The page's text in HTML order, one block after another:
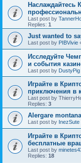
Наслаждайтесь
Last post by
Replies: 1
Just wanted to
Last post by PIBVivie
Исследуйте
и события
Last post by DustyPig
Играйте в
приключения в
Last post by
Replies: 3
Alergare montana
Last post by InezSute
Играйте в
бесплатные
Last post by
Replies: 18